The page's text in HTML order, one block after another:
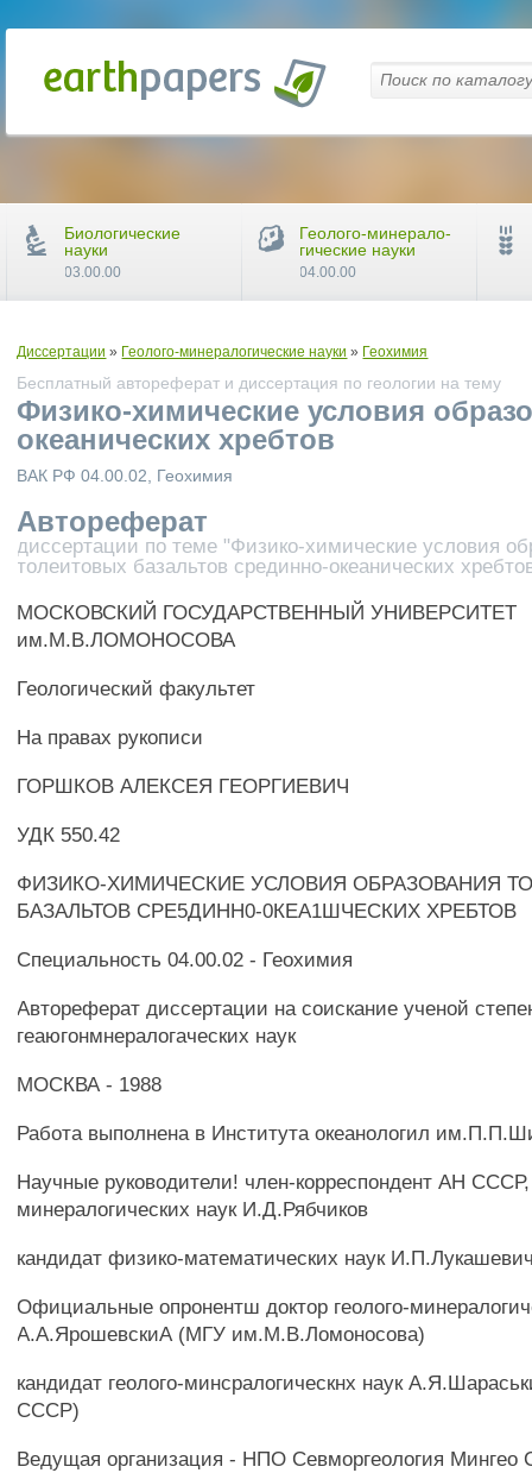
Диссертации » Геолого-минералогические науки » Геохимия
Бесплатный автореферат и диссертация по геологии на тему
Физико-химические условия
океанических хребтов
ВАК РФ 04.00.02, Геохимия
Автореферат
диссертации по теме "Физико-химические условия
толеитовых базальтов срединно-океанических
МОСКОВСКИЙ ГОСУДАРСТВЕННЫЙ УНИВЕРСИТЕТ
им.М.В.ЛОМОНОСОВА
Геологический факультет
На правах рукописи
ГОРШКОВ АЛЕКСЕЯ ГЕОРГИЕВИЧ
УДК 550.42
ФИЗИКО-ХИМИЧЕСКИЕ УСЛОВИЯ ОБРАЗОВАНИЯ
БАЗАЛЬТОВ СРЕ5ДИНН0-0КЕА1ШЧЕСКИХ ХРЕБТОВ
Специальность 04.00.02 - Геохимия
Автореферат диссертации на соискание ученой
геаюгонмнералогаческих наук
МОСКВА - 1988
Работа выполнена в Института океанологил
Научные руководители! член-корреспондент АН СССР,
минералогических наук И.Д.Рябчиков
кандидат физико-математических наук
Официальные опронентш доктор геолого-
А.А.ЯрошевскиА (МГУ им.М.В.Ломоносова)
кандидат геолого-минсралогическнх наук
СССР)
Ведущая организация - НПО Севморгеология
Биологические
науки
03.00.00
Геолого-минерало-
гические науки
04.00.00